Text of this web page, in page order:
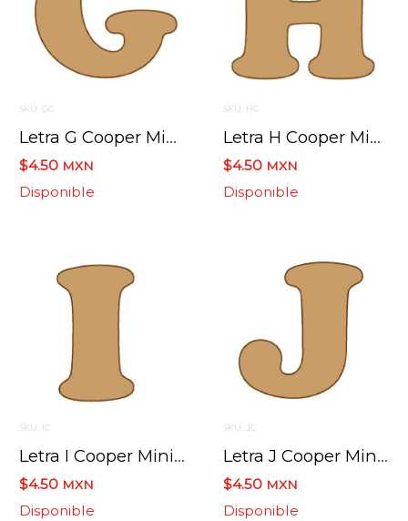
SKU: GC
Letra G Cooper Mini 4 X 6 Cms.
$4.50 MXN
Disponible
SKU: HC
Letra H Cooper Mini 4 X 6 Cms.
$4.50 MXN
Disponible
SKU: IC
Letra I Cooper Mini 4 X 6 Cms.
$4.50 MXN
Disponible
SKU: JC
Letra J Cooper Mini 4 X 6 Cms.
$4.50 MXN
Disponible